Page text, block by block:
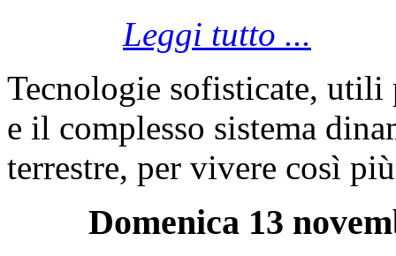
Leggi tutto ...
Tecnologie sofisticate, utili
e il complesso sistema
terrestre, per vivere così
Domenica 13